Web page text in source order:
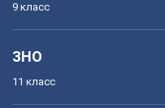
9 класс
ЗНО
11 класс